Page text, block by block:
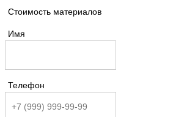
Стоимость материалов
Имя
Телефон